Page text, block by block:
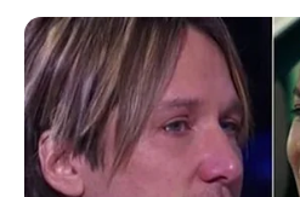
ΔΕΙΤΕ ΕΠΙΣΗΣ
ΔΙΑΛΥΕΤΑΙ Η ΤΕΛΕΥΤΑΙΑ
ΑΤΜΟΣΦΑΙΡΑ ΜΕ ΜΥΡΩΔΙΑ
ΤΙ ΕΙΝΑΙ ΤΑ ΚΒΑΝΤΙΚΑ
ΑΛΛΟ ΘΑ ΒΙΩΣΟΥΜΕ ΠΑΡΑ